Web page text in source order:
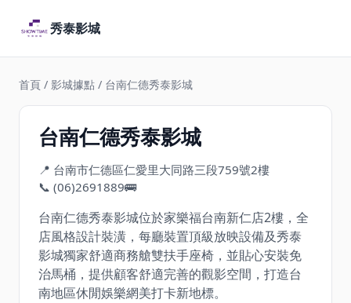
秀泰影城
首頁 / 影城據點 / 台南仁德秀泰影城
台南仁德秀泰影城
📍 台南市仁德區仁愛里大同路三段759號2樓
📞 (06)2691889🚌
台南仁德秀泰影城位於家樂福台南新仁店2樓，全
店風格設計裝潢，每廳裝置頂級放映設備及秀泰
影城獨家舒適商務艙雙扶手座椅，並貼心安裝免
治馬桶，提供顧客舒適完善的觀影空間，打造台
南地區休閒娛樂網美打卡新地標。